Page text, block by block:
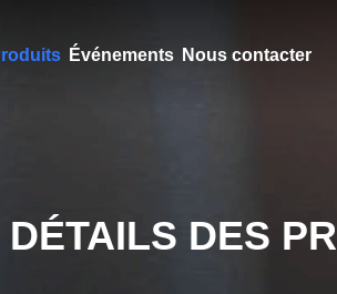
Événements Nous contacter
DÉTAILS DES